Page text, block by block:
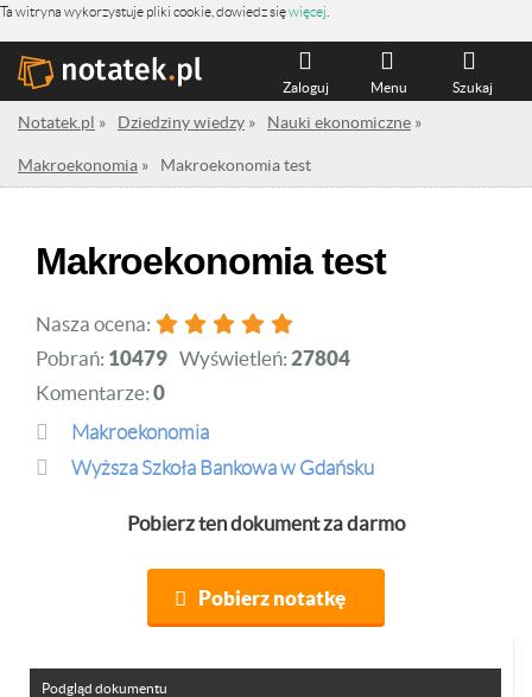
Ta witryna wykorzystuje pliki cookie, dowiedz sięwięcej
Szukaj
Menu
Zaloguj
Notatek.pl » Dziedziny wiedzy » Nauki ekonomiczne »
Makroekonomia » Makroekonomia test
Makroekonomia test
Nasza ocena:
Pobrań: 10479 Wyświetleń: 27804
Komentarze: 0
Makroekonomia
Wyższa Szkoła Bankowa w Gdańsku
Pobierz ten dokument za darmo
Pobierz notatkę
Podgląd dokumentu